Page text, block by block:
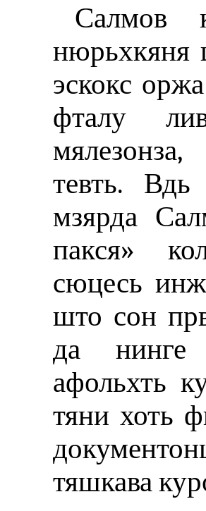
Салмов
нюрьхкяня
эскокс
фталу
тевть.
мзярда
пакся»
сюцесь
што сон
да нинге
афольхть
тяни хоть
тяшкава